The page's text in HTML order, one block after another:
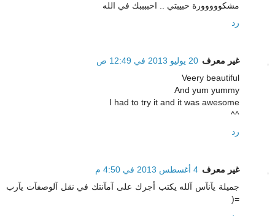
مشكووووورة حبيبتي .. احببببك في الله
رد
غير معرف 20 يوليو 2013 في 12:49 ص
Veery beautiful
And yum yummy
I had to try it and it was awesome
^^
رد
غير معرف 4 أغسطس 2013 في 4:50 م
جميلة يآنآس آلله يكتب أجرك على آمآنتك في نقل آلوصفآت يآرب
=(